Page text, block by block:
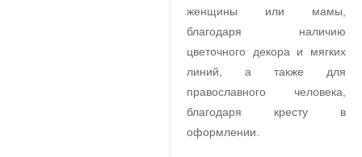
женщины или мамы,
благодаря наличию
цветочного декора и мягких
линий, а также для
православного человека,
благодаря кресту в
оформлении.